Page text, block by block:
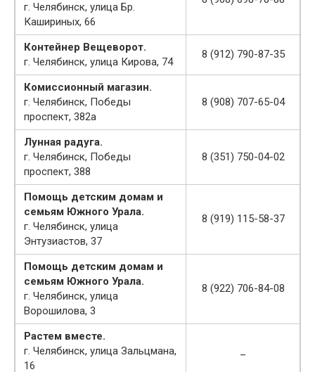
г. Челябинск, улица Бр.
Кашириных, 66
Контейнер Вещеворот.
г. Челябинск, улица Кирова, 74
8 (912) 790-87-35
Комиссионный магазин.
г. Челябинск, Победы
проспект, 382а
8 (908) 707-65-04
Лунная радуга.
г. Челябинск, Победы
проспект, 388
8 (351) 750-04-02
Помощь детским домам и
семьям Южного Урала.
г. Челябинск, улица
Энтузиастов, 37
8 (919) 115-58-37
Помощь детским домам и
семьям Южного Урала.
г. Челябинск, улица
Ворошилова, 3
8 (922) 706-84-08
Растем вместе.
г. Челябинск, улица Зальцмана,
16